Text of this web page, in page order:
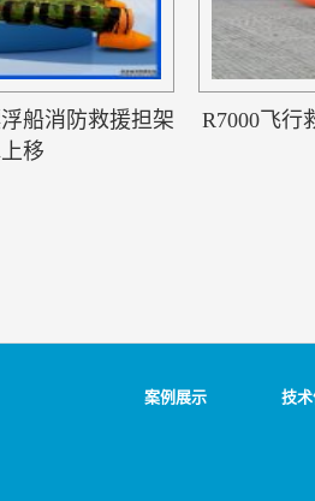
船消防救援担架
移
R7000飞行
案例展示 技